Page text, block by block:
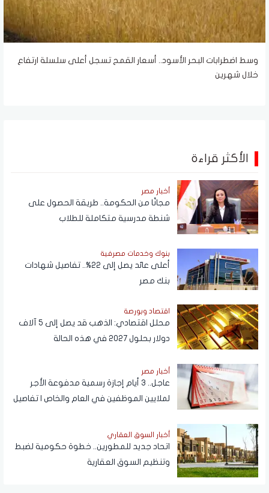
وسط اضطرابات البحر الأسود.. أسعار القمح تسجل أعلى سلسلة ارتفاع
خلال شهرين
الأكثر قراءة
أخبار مصر
مجانًا من الحكومة.. طريقة الحصول على
شنطة مدرسية متكاملة للطلاب
بنوك وخدمات مصرفية
أعلى عائد يصل إلى 22%.. تفاصيل شهادات
بنك مصر
اقتصاد وبورصة
محلل اقتصادي: الذهب قد يصل إلى 5 آلاف
دولار بحلول 2027 في هذه الحالة
أخبار مصر
عاجل.. 3 أيام إجازة رسمية مدفوعة الأجر
لملايين الموظفين في العام والخاص | تفاصيل
أخبار السوق العقاري
اتحاد جديد للمطورين.. خطوة حكومية لضبط
وتنظيم السوق العقارية